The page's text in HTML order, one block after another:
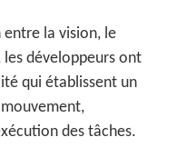
la vision, le
développeurs ont
qui établissent un
des tâches.